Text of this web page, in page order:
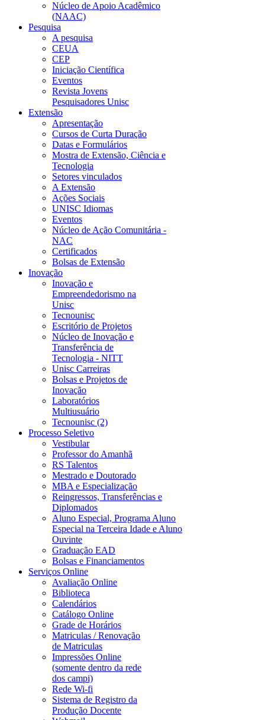
Núcleo de Apoio Acadêmico
(NAAC)
Pesquisa
A pesquisa
CEUA
CEP
Iniciação Científica
Eventos
Revista Jovens
Pesquisadores Unisc
Extensão
Apresentação
Cursos de Curta Duração
Datas e Formulários
Mostra de Extensão, Ciência e
Tecnologia
Setores vinculados
A Extensão
Ações Sociais
UNISC Idiomas
Eventos
Núcleo de Ação Comunitária -
NAC
Certificados
Bolsas de Extensão
Inovação
Inovação e
Empreendedorismo na
Unisc
Tecnounisc
Escritório de Projetos
Núcleo de Inovação e
Transferência de
Tecnologia - NITT
Unisc Carreiras
Bolsas e Projetos de
Inovação
Laboratórios
Multiusuário
Tecnounisc (2)
Processo Seletivo
Vestibular
Professor do Amanhã
RS Talentos
Mestrado e Doutorado
MBA e Especialização
Reingressos, Transferências e
Diplomados
Aluno Especial, Programa Aluno
Especial na Terceira Idade e Aluno
Ouvinte
Graduação EAD
Bolsas e Financiamentos
Serviços Online
Avaliação Online
Biblioteca
Calendários
Catálogo Online
Grade de Horários
Matriculas / Renovação
de Matriculas
Impressões Online
(somente dentro da rede
dos campi)
Rede Wi-fi
Sistema de Registro da
Produção Docente